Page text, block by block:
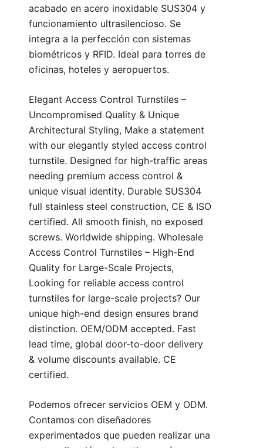
acabado en acero inoxidable SUS304 y
funcionamiento ultrasilencioso. Se
integra a la perfección con sistemas
biométricos y RFID. Ideal para torres de
oficinas, hoteles y aeropuertos.
Elegant Access Control Turnstiles –
Uncompromised Quality & Unique
Architectural Styling, Make a statement
with our elegantly styled access control
turnstile. Designed for high-traffic areas
needing premium access control &
unique visual identity. Durable SUS304
full stainless steel construction, CE & ISO
certified. All smooth finish, no exposed
screws. Worldwide shipping. Wholesale
Access Control Turnstiles – High-End
Quality for Large-Scale Projects,
Looking for reliable access control
turnstiles for large-scale projects? Our
unique high-end design ensures brand
distinction. OEM/ODM accepted. Fast
lead time, global door-to-door delivery
& volume discounts available. CE
certified.
Podemos ofrecer servicios OEM y ODM.
Contamos con diseñadores
experimentados que pueden realizar una